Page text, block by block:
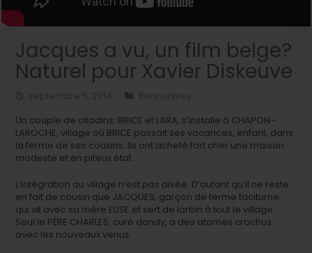
Jacques a vu, un film belge?
Naturel pour Xavier Diskeuve
septembre 5, 2014
Rencontres
Un couple de citadins, BRICE et LARA, s’installe à CHAPON-
LAROCHE, village où BRICE passait ses vacances, enfant, dans
la ferme de ses cousins. Ils ont acheté fort cher une maison
modeste et en piteux état.
L’intégration au village n’est pas aisée. D’autant qu’il ne reste
en fait de cousin que JACQUES, garçon de ferme taciturne,
qui vit avec sa mère ELISE et sert de larbin à tout le village.
Seul le PÈRE CHARLES, curé dandy, a des atomes crochus
avec les nouveaux venus.